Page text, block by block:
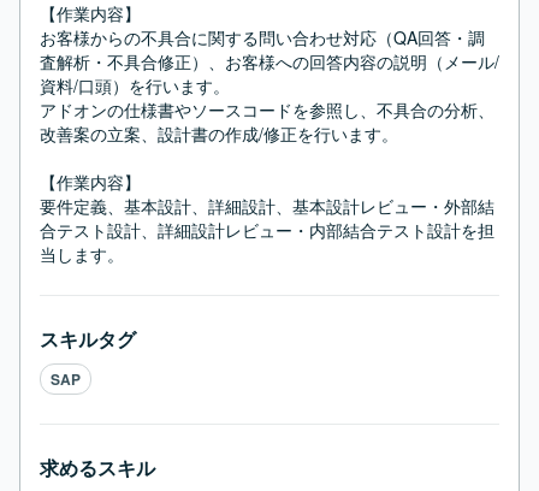
【作業内容】
お客様からの不具合に関する問い合わせ対応（QA回答・調
査解析・不具合修正）、お客様への回答内容の説明（メール/
資料/口頭）を行います。
アドオンの仕様書やソースコードを参照し、不具合の分析、
改善案の立案、設計書の作成/修正を行います。
【作業内容】
要件定義、基本設計、詳細設計、基本設計レビュー・外部結
合テスト設計、詳細設計レビュー・内部結合テスト設計を担
当します。
スキルタグ
SAP
求めるスキル